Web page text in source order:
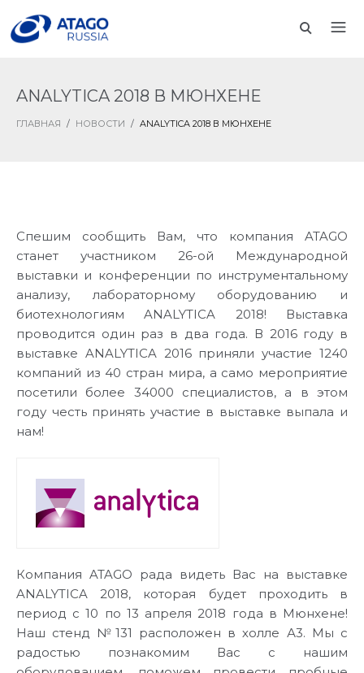
ANALYTICA 2018 В МЮНХЕНЕ
ГЛАВНАЯ / НОВОСТИ / ANALYTICA 2018 В МЮНХЕНЕ
Спешим сообщить Вам, что компания ATAGO
станет участником 26-ой Международной
выставки и конференции по инструментальному
анализу, лабораторному оборудованию и
биотехнологиям ANALYTICA 2018! Выставка
проводится один раз в два года. В 2016 году в
выставке ANALYTICA 2016 приняли участие 1240
компаний из 40 стран мира, а само мероприятие
посетили более 34000 специалистов, а в этом
году честь принять участие в выставке выпала и
нам!
Компания ATAGO рада видеть Вас на выставке
ANALYTICA 2018, которая будет проходить в
период с 10 по 13 апреля 2018 года в Мюнхене!
Наш стенд №131 расположен в холле А3. Мы с
радостью познакомим Вас с нашим